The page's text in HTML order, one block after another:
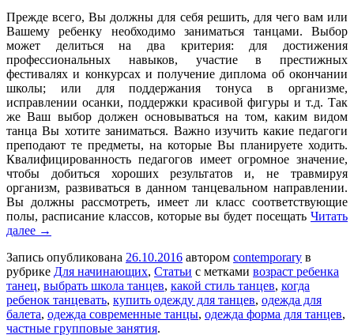
Прежде всего, Вы должны для себя решить, для чего вам или
Вашему ребенку необходимо заниматься танцами. Выбор
может делиться на два критерия: для достижения
профессиональных навыков, участие в престижных
фестивалях и конкурсах и получение диплома об окончании
школы; или для поддержания тонуса в организме,
исправлении осанки, поддержки красивой фигуры и т.д. Так
же Ваш выбор должен основываться на том, каким видом
танца Вы хотите заниматься. Важно изучить какие педагоги
преподают те предметы, на которые Вы планируете ходить.
Квалифицированность педагогов имеет огромное значение,
чтобы добиться хороших результатов и, не травмируя
организм, развиваться в данном танцевальном направлении.
Вы должны рассмотреть, имеет ли класс соответствующие
полы, расписание классов, которые вы будет посещать Читать
далее →
Запись опубликована 26.10.2016 автором contemporary в
рубрике Для начинающих, Статьи с метками возраст ребенка
танец, выбрать школа танцев, какой стиль танцев, когда
ребенок танцевать, купить одежду для танцев, одежда для
балета, одежда современные танцы, одежда форма для танцев,
частные групповые занятия.